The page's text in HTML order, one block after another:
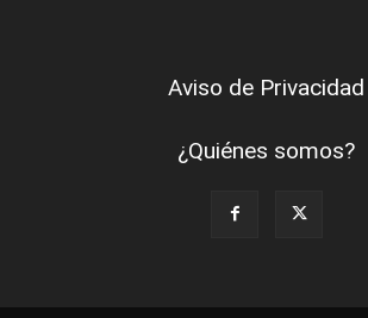
Aviso de Privacidad
¿Quiénes somos?